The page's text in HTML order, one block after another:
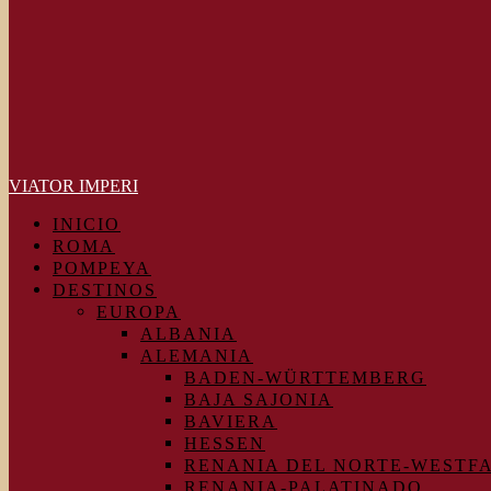
VIATOR IMPERI
INICIO
ROMA
POMPEYA
DESTINOS
EUROPA
ALBANIA
ALEMANIA
BADEN-WÜRTTEMBERG
BAJA SAJONIA
BAVIERA
HESSEN
RENANIA DEL NORTE-
RENANIA-PALATINADO